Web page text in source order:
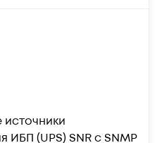
(UPS) SNR c SNMP